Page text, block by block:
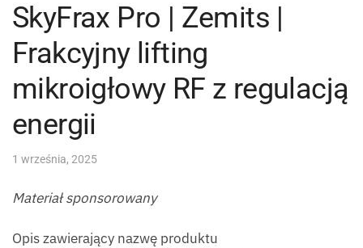
SkyFrax Pro | Zemits |
Frakcyjny lifting
mikroigłowy RF z regulacją
energii
1 września, 2025
Materiał sponsorowany
Opis zawierający nazwę produktu